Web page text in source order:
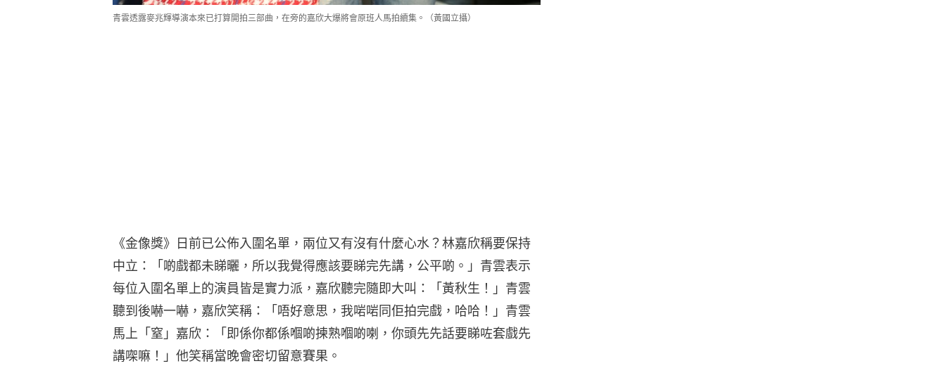
青雲透露麥兆輝導演本來已打算開拍三部曲，在旁的嘉欣大爆將會原班人馬拍續集。（黃國立攝）
《金像獎》日前已公佈入圍名單，兩位又有沒有什麼心水？林嘉欣稱要保持
中立：「啲戲都未睇曬，所以我覺得應該要睇完先講，公平啲。」青雲表示
每位入圍名單上的演員皆是實力派，嘉欣聽完隨即大叫：「黃秋生！」青雲
聽到後嚇一嚇，嘉欣笑稱：「唔好意思，我啱啱同佢拍完戲，哈哈！」青雲
馬上「窒」嘉欣：「即係你都係嗰啲揀熟嗰啲喇，你頭先先話要睇咗套戲先
講㗎嘛！」他笑稱當晚會密切留意賽果。